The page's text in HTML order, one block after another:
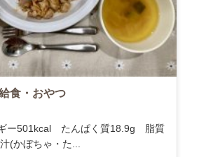
食・おやつ
ギー501kcal たんぱく質18.9g 脂質
(かぼちゃ・た...